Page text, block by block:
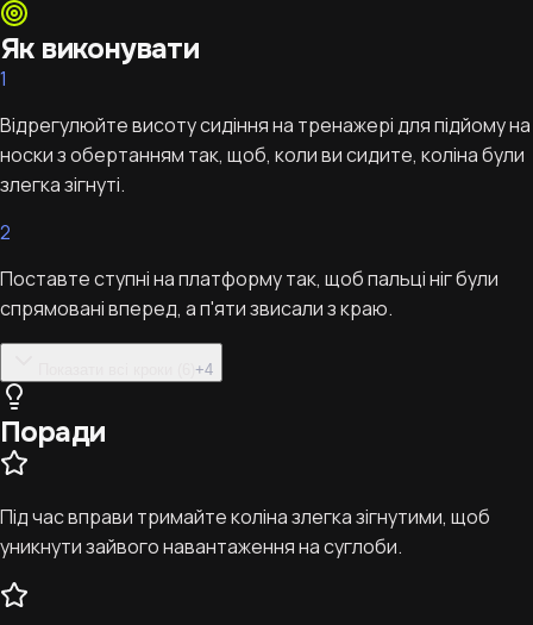
Як виконувати
1
Відрегулюйте висоту сидіння на тренажері для підйому на
носки з обертанням так, щоб, коли ви сидите, коліна були
злегка зігнуті.
2
Поставте ступні на платформу так, щоб пальці ніг були
спрямовані вперед, а п'яти звисали з краю.
+4
Поради
Під час вправи тримайте коліна злегка зігнутими, щоб
уникнути зайвого навантаження на суглоби.